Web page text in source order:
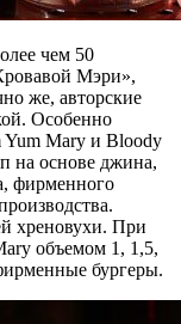
чем 50
Мэри»,
же, авторские
Особенно
Yum Mary и Bloody
на основе джина,
фирменного
хреновухи. При
объемом 1, 1,5,
бургеры.